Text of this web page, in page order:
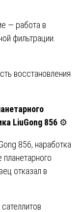
— работа в
фильтрации.
восстановления
LiuGong 856 ⚙️
856, наработка
отказал в